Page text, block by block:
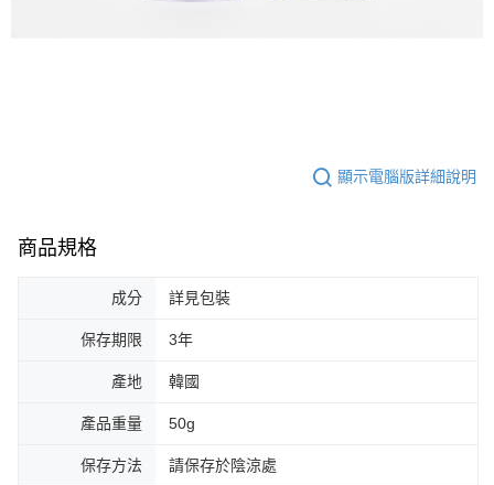
顯示電腦版詳細說明
商品規格
成分 詳見包裝
保存期限 3年
產地 韓國
產品重量 50g
保存方法 請保存於陰涼處